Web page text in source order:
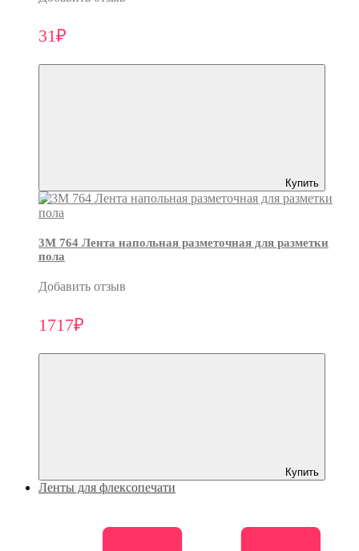
31₽
Купить
3M 764 Лента напольная разметочная для разметки
пола
Добавить отзыв
1717₽
Купить
Ленты для флексопечати